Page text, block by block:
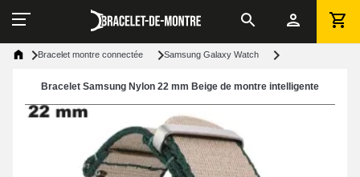
Bracelet montre connectée Samsung Galaxy Watch
Bracelet Samsung Nylon 22 mm Beige de montre intelligente